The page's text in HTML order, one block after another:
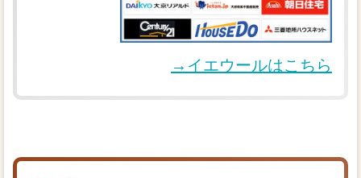
→イエウールはこちら